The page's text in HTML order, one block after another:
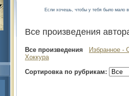
Если хочешь, чтобы у тебя было мало
Все произведения
Все произведения
Избранное -
Хоккура
Сортировка по рубрикам: